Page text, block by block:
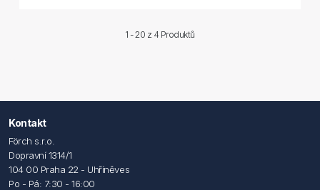
1 - 20 z 4 Produktů
Kontakt
Förch s.r.o.
Dopravní 1314/1
104 00 Praha 22 - Uhříněves
Po - Pá: 7:30 - 16:00